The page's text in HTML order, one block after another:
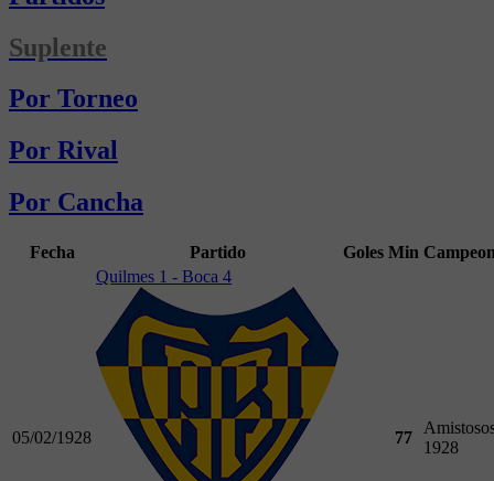
Suplente
Por Torneo
Por Rival
Por Cancha
Fecha Partido Goles Min
05/02/1928
Quilmes 1 - Boca 4
77
1928